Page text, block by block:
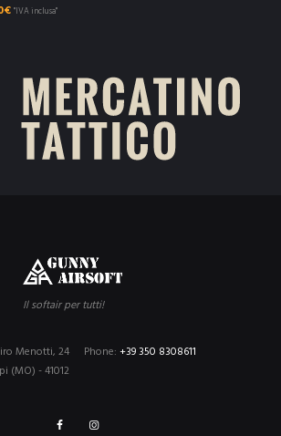
€ "IVA inclusa"
Il softair per tutti!
Phone: +39 350 8308611
Menotti, 24
(MO) - 41012